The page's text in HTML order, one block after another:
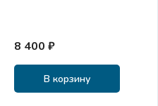
8 400 ₽
В корзину